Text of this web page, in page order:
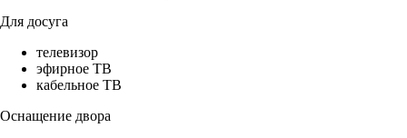
Для досуга
телевизор
эфирное ТВ
кабельное ТВ
Оснащение двора